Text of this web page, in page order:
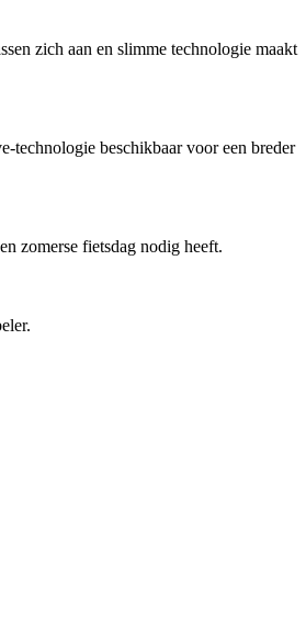
zich aan en slimme technologie maakt
beschikbaar voor een breder
zomerse fietsdag nodig heeft.